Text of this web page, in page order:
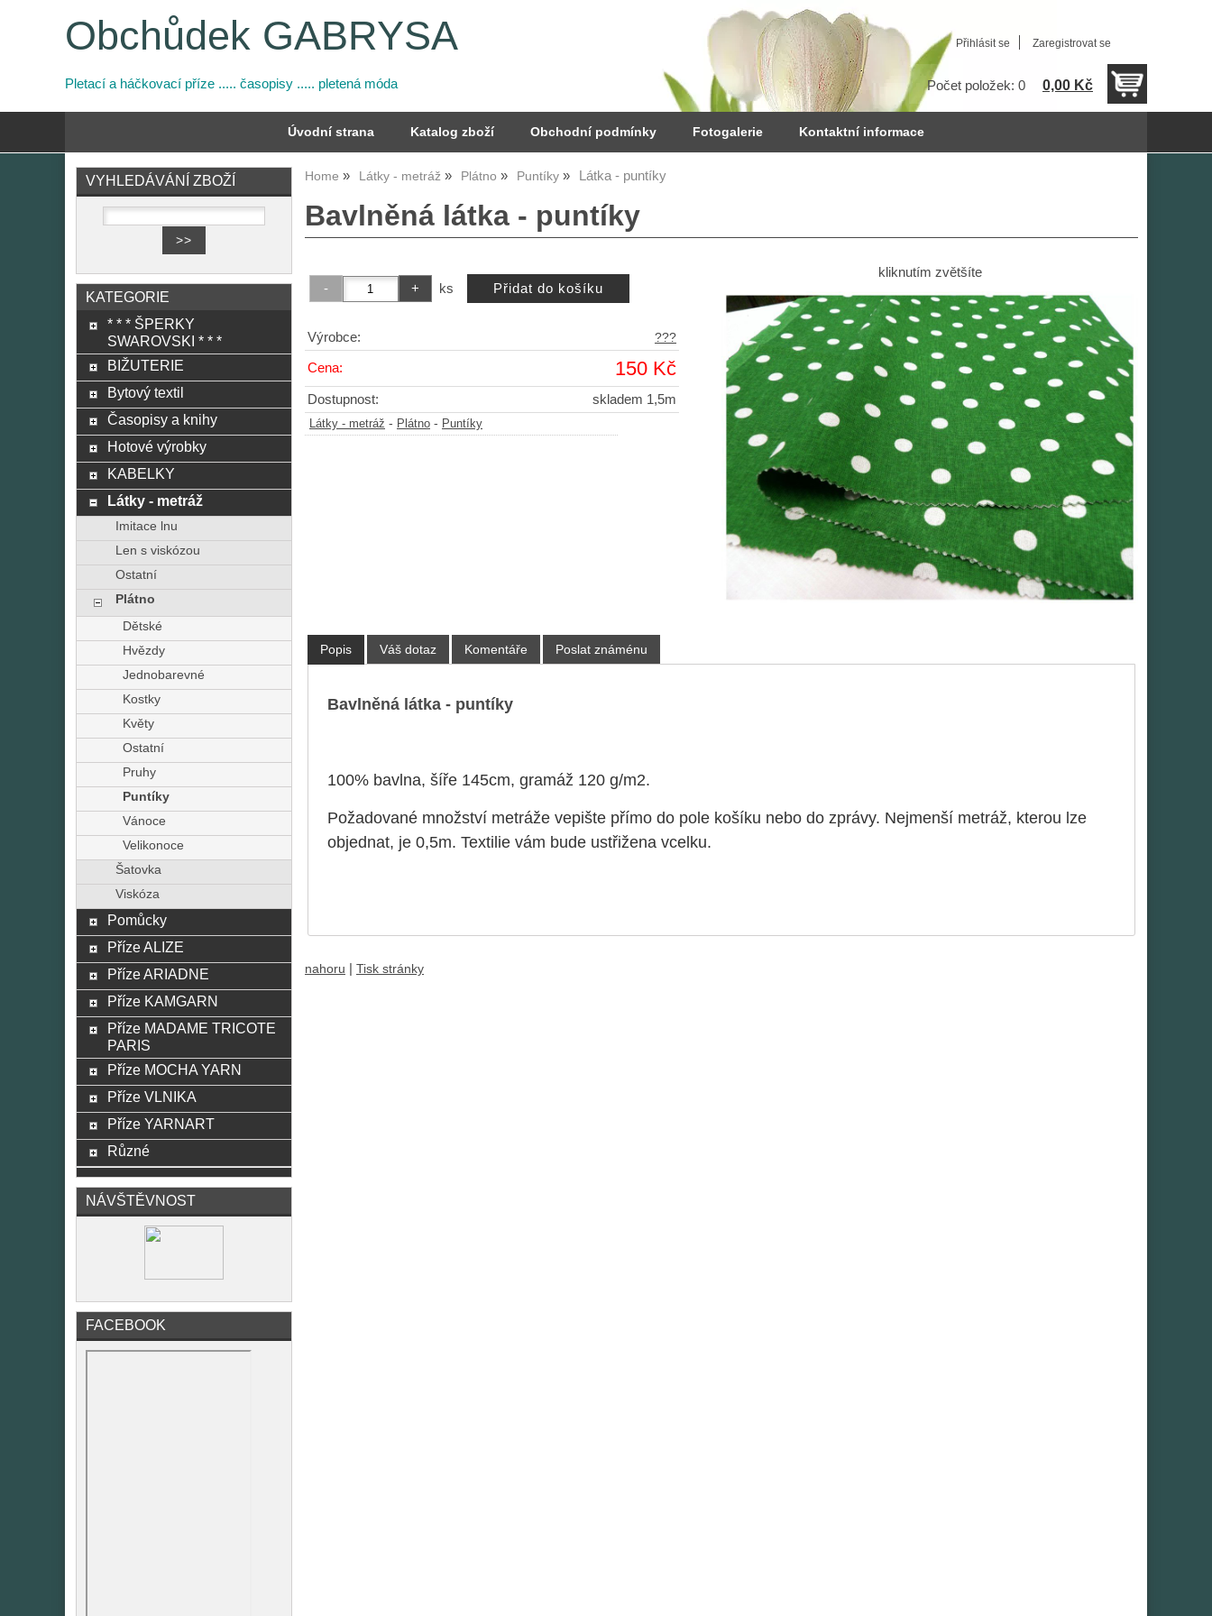
Přihlásit se Zaregistrovat se
Počet položek: 0 0,00 Kč
Obchůdek GABRYSA
Pletací a háčkovací příze ..... časopisy ..... pletená móda
Úvodní strana Katalog zboží Obchodní podmínky Fotogalerie Kontaktní informace
Home Látky - metráž Plátno Puntíky Látka - puntíky
Bavlněná látka - puntíky
kliknutím zvětšíte
ks
Výrobce: ???
Cena: 150 Kč
Dostupnost: skladem 1,5m
Látky - metráž - Plátno - Puntíky
Popis Váš dotaz Komentáře Poslat známénu
Bavlněná látka - puntíky
100% bavlna, šíře 145cm, gramáž 120 g/m2.
Požadované množství metráže vepište přímo do pole košíku nebo do zprávy. Nejmenší metráž, kterou lze
objednat, je 0,5m. Textilie vám bude ustřižena vcelku.
nahoru Tisk stránky
VYHLEDÁVÁNÍ ZBOŽÍ
KATEGORIE
* * * ŠPERKY
SWAROVSKI * * *
BIŽUTERIE
Bytový textil
Časopisy a knihy
Hotové výrobky
KABELKY
Látky - metráž
Imitace lnu
Len s viskózou
Ostatní
Plátno
Dětské
Hvězdy
Jednobarevné
Kostky
Květy
Ostatní
Pruhy
Puntíky
Vánoce
Velikonoce
Šatovka
Viskóza
Pomůcky
Příze ALIZE
Příze ARIADNE
Příze KAMGARN
Příze MADAME TRICOTE
PARIS
Příze MOCHA YARN
Příze VLNIKA
Příze YARNART
Různé
NÁVŠTĚVNOST
FACEBOOK